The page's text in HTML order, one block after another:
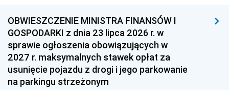
OBWIESZCZENIE MINISTRA FINANSÓW I
GOSPODARKI z dnia 23 lipca 2026 r. w
sprawie ogłoszenia obowiązujących w
2027 r. maksymalnych stawek opłat za
usunięcie pojazdu z drogi i jego parkowanie
na parkingu strzeżonym